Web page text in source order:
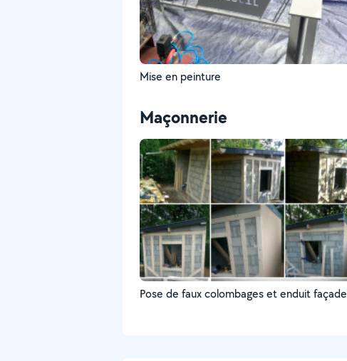
Mise en peinture
Maçonnerie
Pose de faux colombages et enduit façade